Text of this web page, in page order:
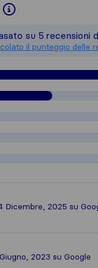
Per avere
Tutte le
su 5 recensioni
il punteggio delle
Dicembre, 2025 su
2023 su Google